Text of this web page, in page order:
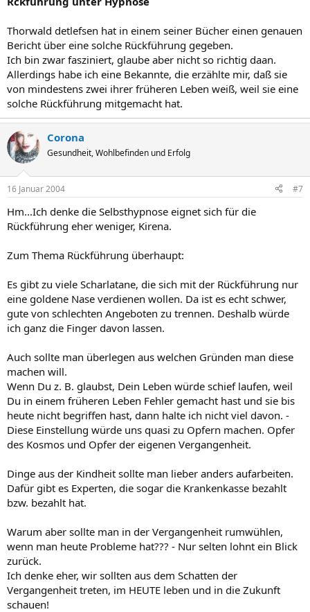
Thorwald detlefsen hat in einem seiner Bücher einen genauen
Bericht über eine solche Rückführung gegeben.
Ich bin zwar fasziniert, glaube aber nicht so richtig daan.
Allerdings habe ich eine Bekannte, die erzählte mir, daß sie
von mindestens zwei ihrer früheren Leben weiß, weil sie eine
solche Rückführung mitgemacht hat.
Corona
Gesundheit, Wohlbefinden und Erfolg
16 Januar 2004 #7
Hm...Ich denke die Selbsthypnose eignet sich für die
Rückführung eher weniger, Kirena.
Zum Thema Rückführung überhaupt:
Es gibt zu viele Scharlatane, die sich mit der Rückführung nur
eine goldene Nase verdienen wollen. Da ist es echt schwer,
gute von schlechten Angeboten zu trennen. Deshalb würde
ich ganz die Finger davon lassen.
Auch sollte man überlegen aus welchen Gründen man diese
machen will.
Wenn Du z. B. glaubst, Dein Leben würde schief laufen, weil
Du in einem früheren Leben Fehler gemacht hast und sie bis
heute nicht begriffen hast, dann halte ich nicht viel davon. -
Diese Einstellung würde uns quasi zu Opfern machen. Opfer
des Kosmos und Opfer der eigenen Vergangenheit.
Dinge aus der Kindheit sollte man lieber anders aufarbeiten.
Dafür gibt es Experten, die sogar die Krankenkasse bezahlt
bzw. bezahlt hat.
Warum aber sollte man in der Vergangenheit rumwühlen,
wenn man heute Probleme hat??? - Nur selten lohnt ein Blick
zurück.
Ich denke eher, wir sollten aus dem Schatten der
Vergangenheit treten, im HEUTE leben und in die Zukunft
schauen!